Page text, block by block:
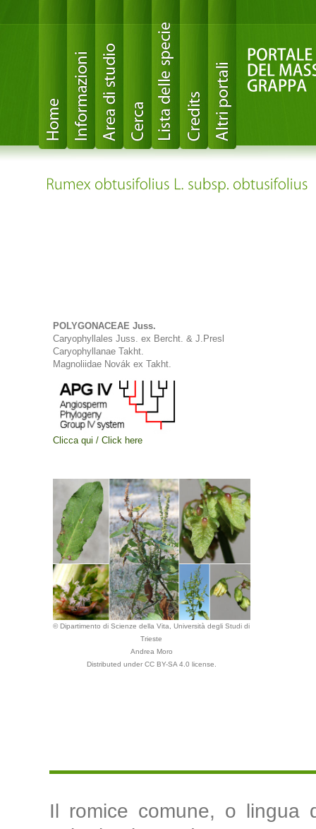
POLYGONACEAE Juss.
Caryophyllales Juss. ex Bercht. & J.Presl
Caryophyllanae Takht.
Magnoliidae Novák ex Takht.
Clicca qui / Click here
© Dipartimento di Scienze della Vita, Università degli Studi di
Trieste
Andrea Moro
Distributed under CC BY-SA 4.0 license.
Il romice comune, o lingua